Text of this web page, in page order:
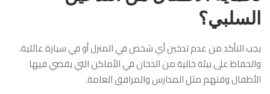
السلبي؟
يجب التأكد من عدم تدخين أي شخص في المنزل أو في سيارة عائلية،
والحفاظ على بيئة خالية من الدخان في الأماكن التي يقضي فيها
الأطفال وقتهم مثل المدارس والمرافق العامة.